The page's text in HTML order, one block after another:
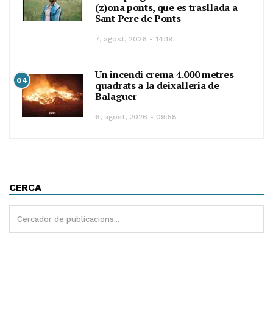
(z)ona ponts, que es trasllada a
Sant Pere de Ponts
7, agost, 2026 - 14:19
04
Un incendi crema 4.000 metres
quadrats a la deixalleria de
Balaguer
6, agost, 2026 - 09:58
CERCA